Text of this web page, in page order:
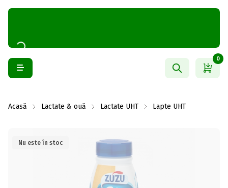
0
Acasă Lactate & ouă Lactate UHT Lapte UHT
Nu este în stoc